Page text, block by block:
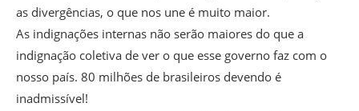
as divergências, o que nos une é muito maior.
As indignações internas não serão maiores do que a
indignação coletiva de ver o que esse governo faz com o
nosso país. 80 milhões de brasileiros devendo é
inadmissível!